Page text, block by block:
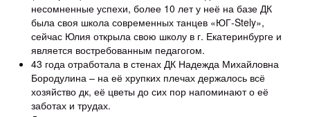
несомненные успехи, более 10 лет у неё на базе ДК
была своя школа современных танцев «ЮГ-Stely»,
сейчас Юлия открыла свою школу в г. Екатеринбурге и
является востребованным педагогом.
43 года отработала в стенах ДК Надежда Михайловна
Бородулина – на её хрупких плечах держалось всё
хозяйство дк, её цветы до сих пор напоминают о её
заботах и трудах.